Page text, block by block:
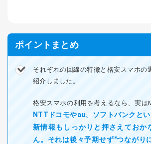
ポイントまとめ
それぞれの回線の特徴と格安スマホの
紹介しました。
格安スマホの利用を考えるなら、実は
NTTドコモやau、ソフトバンクと
新情報もしっかりと押さえておか
ん。それは後々予期せず"つながり